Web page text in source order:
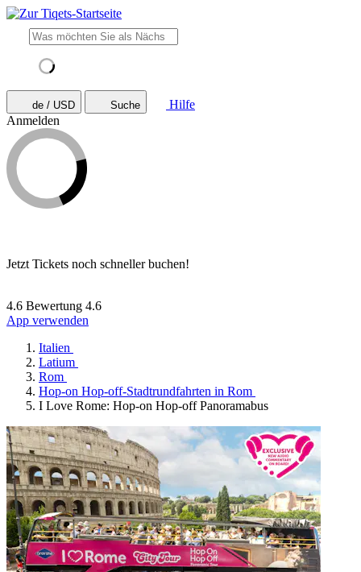
de / USD Suche
Hilfe
Anmelden
Jetzt Tickets noch schneller buchen!
4.6 Bewertung 4.6
App verwenden
Italien
Latium
Rom
Hop-on Hop-off-Stadtrundfahrten in Rom
I Love Rome: Hop-on Hop-off Panoramabus